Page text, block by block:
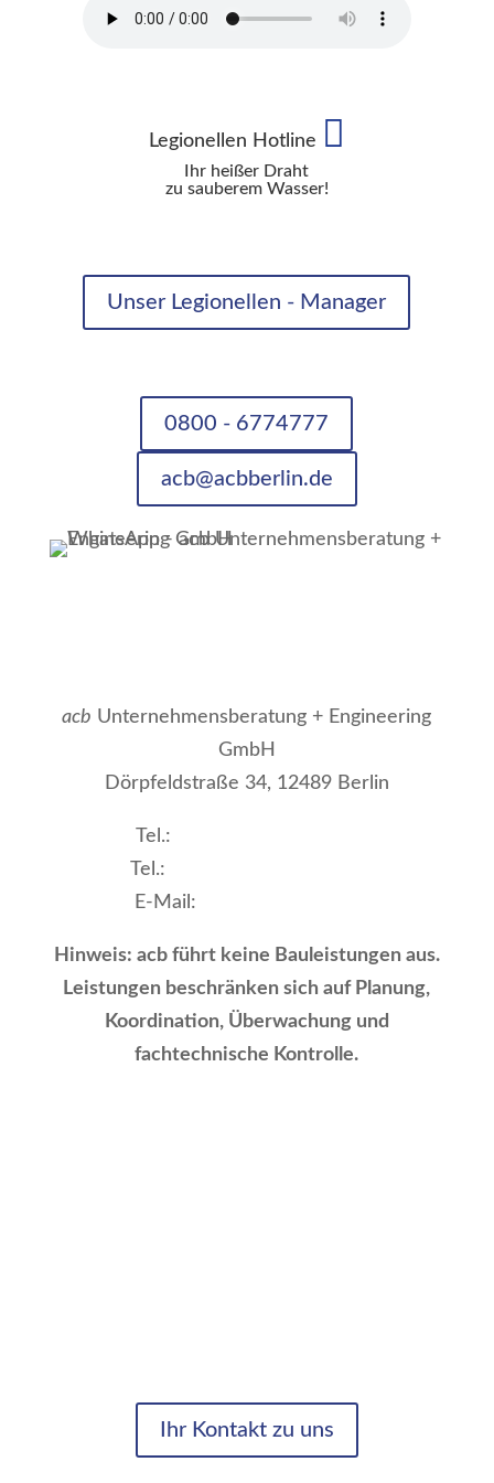
Legionellen Hotline
Ihr heißer Draht
zu sauberem Wasser!
Unser Legionellen - Manager
0800 - 6774777
acb@acbberlin.de
acb Unternehmensberatung + Engineering
GmbH
Dörpfeldstraße 34, 12489 Berlin
Tel.:
Tel.:
E-Mail:
Hinweis: acb führt keine Bauleistungen aus.
Leistungen beschränken sich auf Planung,
Koordination, Überwachung und
fachtechnische Kontrolle.
Ihr Kontakt zu uns